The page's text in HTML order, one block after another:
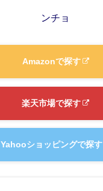
ンチョ
Amazonで探す
楽天市場で探す
Yahooショッピングで探す